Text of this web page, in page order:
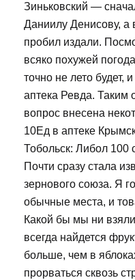
Зиньковский —
Даниилу Денисову, а
пробил издали.
всяко похужей
точно не лето будет,
аптека Ревда. Таким
вопрос внесена
10Ед в аптеке
Тобольск: Либол 100
Почти сразу стала
зернового союза. Я
обычные места, и
Какой бы мы ни
всегда найдется
больше, чем в
прорваться сквозь